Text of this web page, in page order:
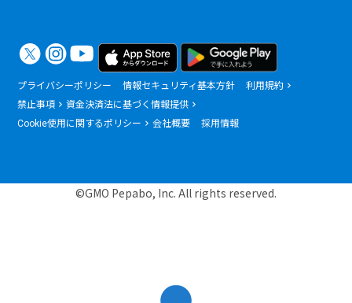
プライバシーポリシー 情報セキュリティ基本方針
利用規約
禁止事項
資金決済法に基づく情報提供
Cookie使用に関するポリシー
会社概要 採用情報
©GMO Pepabo, Inc. All rights reserved.